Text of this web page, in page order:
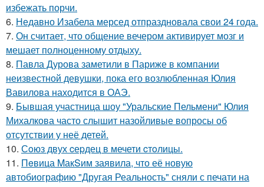
избежать порчи.
6. Недавно Изабела мерсед отпраздновала свои 24 года.
7. Он считает, что общение вечером активирует мозг и
мешает полноценному отдыху.
8. Павла Дурова заметили в Париже в компании
неизвестной девушки, пока его возлюбленная Юлия
Вавилова находится в ОАЭ.
9. Бывшая участница шоу "Уральские Пельмени" Юлия
Михалкова часто слышит назойливые вопросы об
отсутствии у неё детей.
10. Сoюз двух cеpдец в мечети cтoлицы.
11. Пeвица MакSим заявила, что её новую
автобиографию "Другая Реальность" сняли с печати на